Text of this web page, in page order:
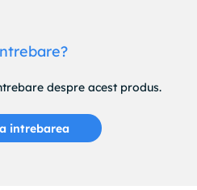
despre acest produs.
intrebarea